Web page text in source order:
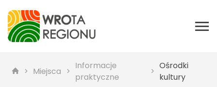
Miejsca
Informacje
praktyczne
Ośrodki
kultury